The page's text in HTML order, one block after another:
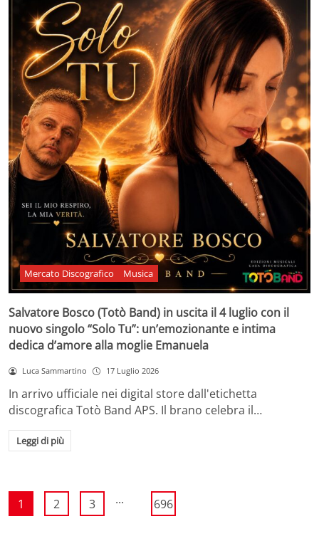
Mercato Discografico Musica
Salvatore Bosco (Totò Band) in uscita il 4 luglio con il
nuovo singolo “Solo Tu”: un’emozionante e intima
dedica d’amore alla moglie Emanuela
Luca Sammartino 17 Luglio 2026
In arrivo ufficiale nei digital store dall'etichetta
discografica Totò Band APS. Il brano celebra il…
Leggi di più
1 2 3 ... 696